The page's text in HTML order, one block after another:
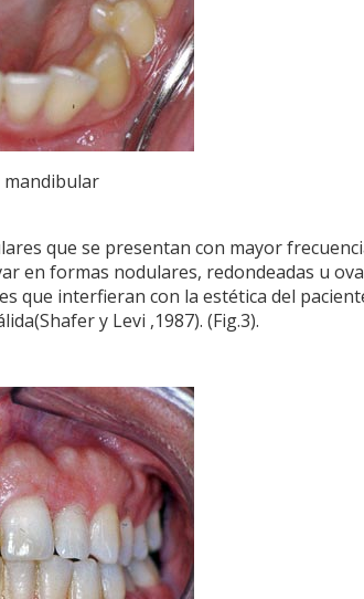
mandibular
que se presentan con mayor
en formas nodulares, redondeadas u
que interfieran con la estética del
y Levi ,1987). (Fig.3).